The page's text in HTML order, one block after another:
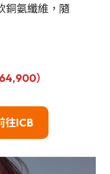
銅氨纖維，隨
）
往ICB